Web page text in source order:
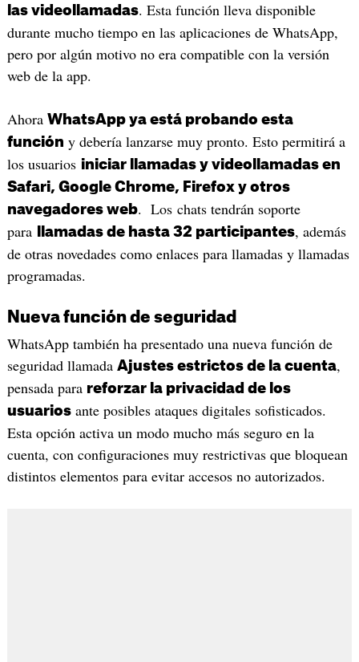
las videollamadas. Esta función lleva disponible
durante mucho tiempo en las aplicaciones de WhatsApp,
pero por algún motivo no era compatible con la versión
web de la app.
Ahora WhatsApp ya está probando esta
función y debería lanzarse muy pronto. Esto permitirá a
los usuarios iniciar llamadas y videollamadas en
Safari, Google Chrome, Firefox y otros
navegadores web. Los chats tendrán soporte
para
llamadas de hasta 32 participantes, además
de otras novedades como enlaces para llamadas y llamadas
programadas.
Nueva función de seguridad
WhatsApp también ha presentado una nueva función de
seguridad llamada Ajustes estrictos de la cuenta,
pensada para reforzar la privacidad de los
usuariosante posibles ataques digitales sofisticados.
Esta opción activa un modo mucho más seguro en la
cuenta, con configuraciones muy restrictivas que bloquean
distintos elementos para evitar accesos no autorizados.